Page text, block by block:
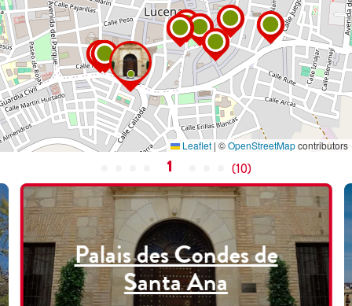
Leaflet | ©OpenStreetMapcontributors
1 (10)
Palais des Condes de
Santa Ana